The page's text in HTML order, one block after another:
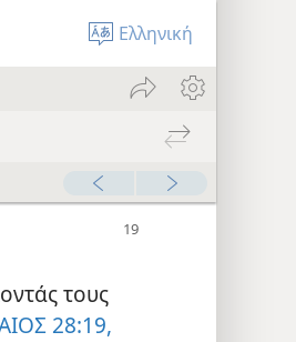
Ελληνική
τους
28:19,